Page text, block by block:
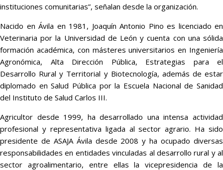
instituciones comunitarias”, señalan desde la organización.
Nacido en Ávila en 1981, Joaquín Antonio Pino es licenciado en
Veterinaria por la Universidad de León y cuenta con una sólida
formación académica, con másteres universitarios en Ingeniería
Agronómica, Alta Dirección Pública, Estrategias para el
Desarrollo Rural y Territorial y Biotecnología, además de estar
diplomado en Salud Pública por la Escuela Nacional de Sanidad
del Instituto de Salud Carlos III.
Agricultor desde 1999, ha desarrollado una intensa actividad
profesional y representativa ligada al sector agrario. Ha sido
presidente de ASAJA Ávila desde 2008 y ha ocupado diversas
responsabilidades en entidades vinculadas al desarrollo rural y al
sector agroalimentario, entre ellas la vicepresidencia de la